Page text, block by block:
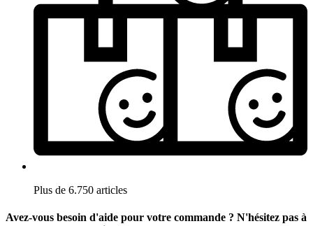
Plus de 6.750 articles
Avez-vous besoin d'aide pour votre commande ? N'hésitez pas à